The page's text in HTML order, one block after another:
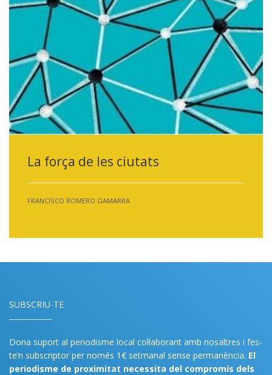
La força de les ciutats
FRANCISCO ROMERO GAMARRA
SUBSCRIU-TE
Dona suport al periodisme local col·laborant amb nosaltres i fes-
te’n subscriptor per només 1€ setmanal sense permanència. El
periodisme de proximitat necessita del compromís dels